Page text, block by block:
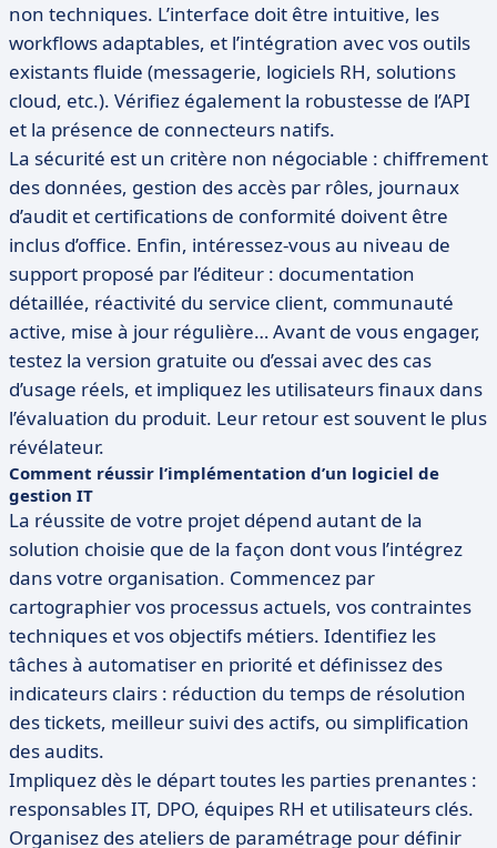
non techniques. L’interface doit être intuitive, les
workflows adaptables, et l’intégration avec vos outils
existants fluide (messagerie, logiciels RH, solutions
cloud, etc.). Vérifiez également la robustesse de l’API
et la présence de connecteurs natifs.
La sécurité est un critère non négociable : chiffrement
des données, gestion des accès par rôles, journaux
d’audit et certifications de conformité doivent être
inclus d’office. Enfin, intéressez-vous au niveau de
support proposé par l’éditeur : documentation
détaillée, réactivité du service client, communauté
active, mise à jour régulière… Avant de vous engager,
testez la version gratuite ou d’essai avec des cas
d’usage réels, et impliquez les utilisateurs finaux dans
l’évaluation du produit. Leur retour est souvent le plus
révélateur.
Comment réussir l’implémentation d’un logiciel de
gestion IT
La réussite de votre projet dépend autant de la
solution choisie que de la façon dont vous l’intégrez
dans votre organisation. Commencez par
cartographier vos processus actuels, vos contraintes
techniques et vos objectifs métiers. Identifiez les
tâches à automatiser en priorité et définissez des
indicateurs clairs : réduction du temps de résolution
des tickets, meilleur suivi des actifs, ou simplification
des audits.
Impliquez dès le départ toutes les parties prenantes :
responsables IT, DPO, équipes RH et utilisateurs clés.
Organisez des ateliers de paramétrage pour définir